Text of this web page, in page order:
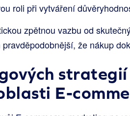
roli při vytváření
zpětnou vazbu od
že nákup
E-